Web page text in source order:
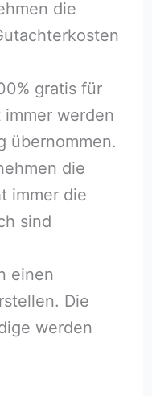
die
gratis für
werden
übernommen.
die
immer die
sind
einen
Die
werden